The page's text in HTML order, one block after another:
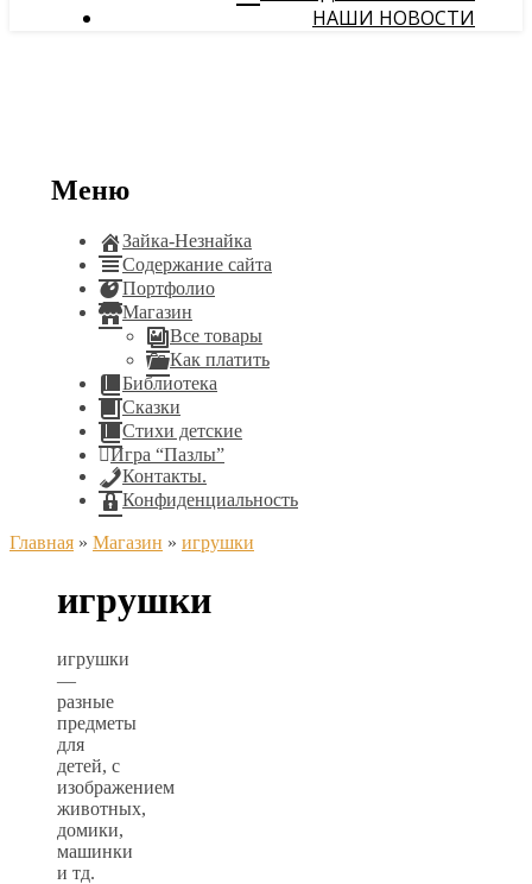
НАШИ НОВОСТИ
Меню
Зайка-Незнайка
Содержание сайта
Портфолио
Магазин
Все товары
Как платить
Библиотека
Сказки
Стихи детские
Игра “Пазлы”
Контакты.
Конфиденциальность
Главная » Магазин » игрушки
игрушки
игрушки
—
разные
предметы
для
детей, с
изображением
животных,
домики,
машинки
и тд.